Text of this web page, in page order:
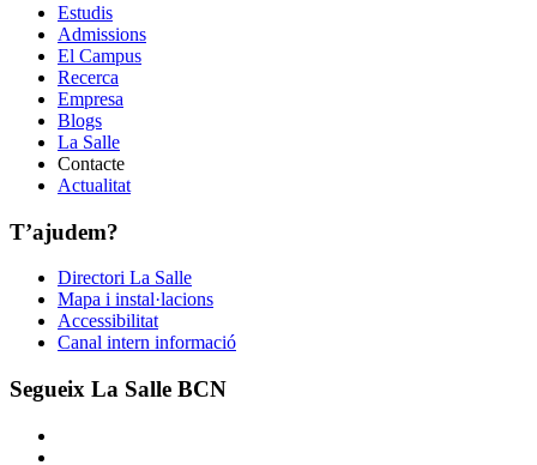
Estudis
Admissions
El Campus
Recerca
Empresa
Blogs
La Salle
Contacte
Actualitat
T’ajudem?
Directori La Salle
Mapa i instal·lacions
Accessibilitat
Canal intern informació
Segueix La Salle BCN